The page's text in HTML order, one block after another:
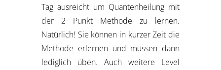
Tag ausreicht um Quantenheilung mit
der 2 Punkt Methode zu lernen.
Natürlich! Sie können in kurzer Zeit die
Methode erlernen und müssen dann
lediglich üben. Auch weitere Level